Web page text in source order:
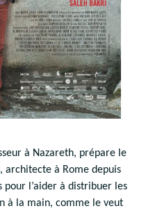
à Nazareth, prépare le
architecte à Rome depuis
pour l’aider à distribuer les
à la main, comme le veut